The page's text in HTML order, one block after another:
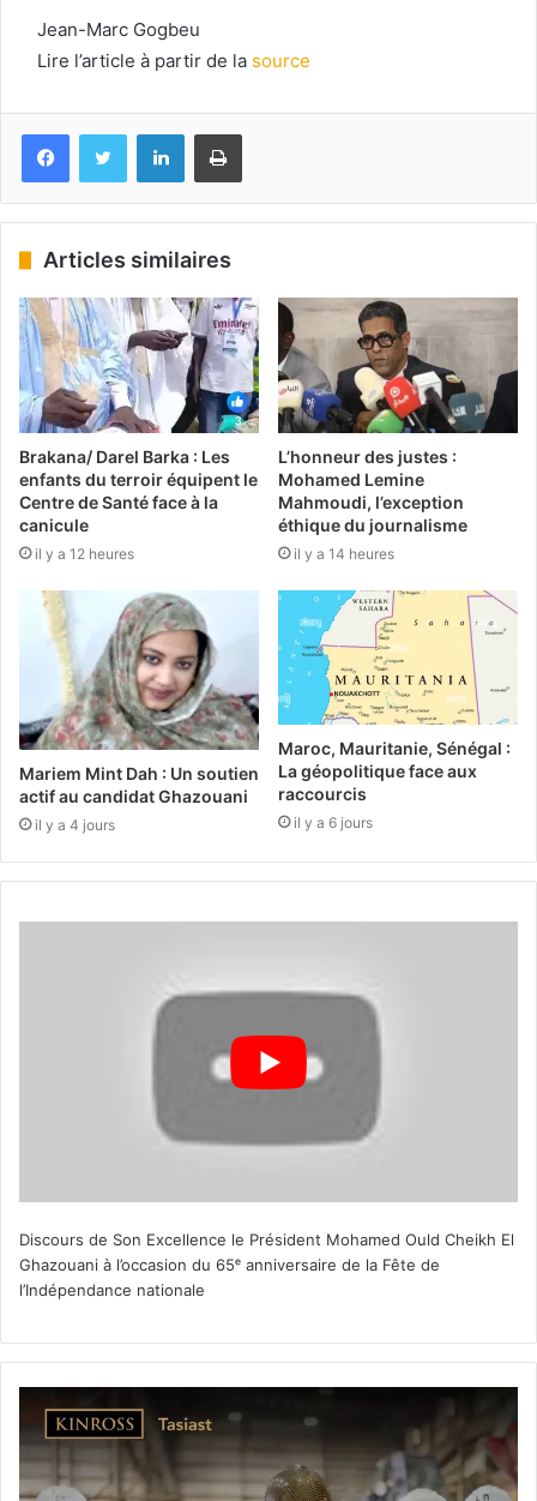
Jean-Marc Gogbeu
Lire l’article à partir de la source
FacebookTwitter LinkedinImprimer
Articles similaires
Brakana/ Darel Barka : Les
enfants du terroir équipent le
Centre de Santé face à la
canicule
il y a 12 heures
L’honneur des justes :
Mohamed Lemine
Mahmoudi, l’exception
éthique du journalisme
il y a 14 heures
Mariem Mint Dah : Un soutien
actif au candidat Ghazouani
il y a 4 jours
Maroc, Mauritanie, Sénégal :
La géopolitique face aux
raccourcis
il y a 6 jours
Discours de Son Excellence le Président Mohamed Ould Cheikh El
Ghazouani à l’occasion du 65ᵉ anniversaire de la Fête de
l’Indépendance nationale